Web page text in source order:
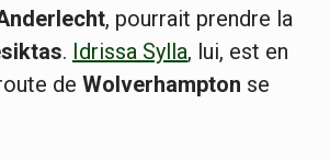
, pourrait prendre la
. Idrissa Sylla, lui, est en
de Wolverhampton se